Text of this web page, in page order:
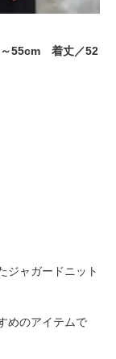
55cm 着丈／52
ジャガードニット
めのアイテムで